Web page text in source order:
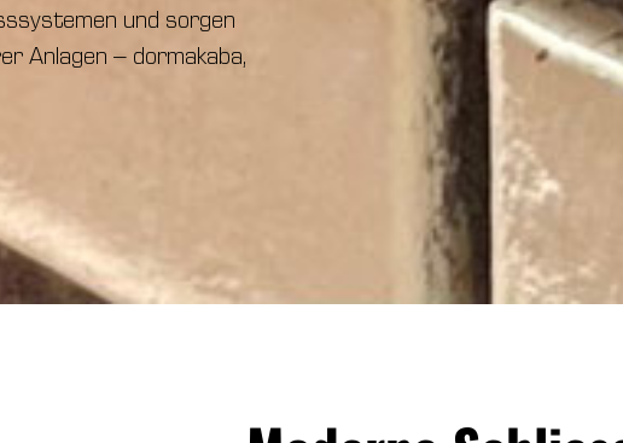
und sorgen
Anlagen – dormakaba,